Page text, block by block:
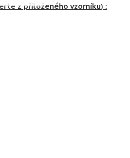
z přiloženého vzorníku) :